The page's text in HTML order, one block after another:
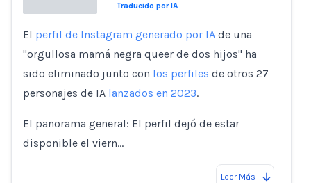
Loading...
Traducido por IA
El perfil de Instagram generado por IA de una
"orgullosa mamá negra queer de dos hijos" ha
sido eliminado junto con los perfiles de otros 27
personajes de IA lanzados en 2023.
El panorama general: El perfil dejó de estar
disponible el viern…
Leer Más